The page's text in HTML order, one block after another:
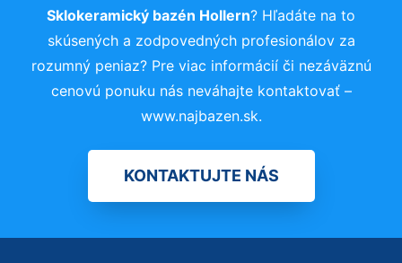
Sklokeramický bazén Hollern? Hľadáte na to
skúsených a zodpovedných profesionálov za
rozumný peniaz? Pre viac informácií či nezáväznú
cenovú ponuku nás neváhajte kontaktovať –
www.najbazen.sk.
KONTAKTUJTE NÁS